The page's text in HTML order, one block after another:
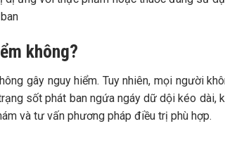
không?
gây nguy hiểm. Tuy nhiên, mọi người
sốt phát ban ngứa ngáy dữ dội kéo dài,
và tư vấn phương pháp điều trị phù hợp.